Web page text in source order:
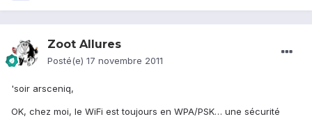
Zoot Allures
Posté(e) 17 novembre 2011
'soir arsceniq,
OK, chez moi, le WiFi est toujours en WPA/PSK… une sécurité